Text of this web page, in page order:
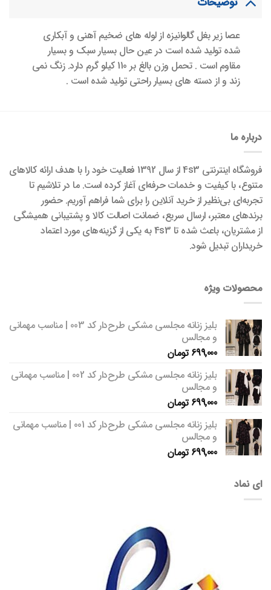
عصا زیر بغل گالوانیزه از لوله های ضخیم آهنی و آبکاری
شده تولید شده است در عین حال بسیار سبک و بسیار
مقاوم است . تحمل وزن بالغ بر 110 کیلو گرم دارد. زنگ نمی
زند و از دسته های بسیار راحتی تولید شده است .
درباره ما
فروشگاه اینترنتی 4s3 از سال 1392 فعالیت خود را با هدف ارائه کالاهای
متنوع، با کیفیت و خدمات حرفه‌ای آغاز کرده است. ما در تلاشیم تا
تجربه‌ای بی‌نظیر از خرید آنلاین را برای شما فراهم آوریم. حضور
برندهای معتبر، ارسال سریع، ضمانت اصالت کالا و پشتیبانی همیشگی
از مشتریان، باعث شده تا 4s3 به یکی از گزینه‌های مورد اعتماد
خریداران تبدیل شود.
محصولات ویژه
بلیز زنانه مجلسی مشکی طرح‌دار کد 003 | مناسب مهمانی
و مجالس
699,000 تومان
بلیز زنانه مجلسی مشکی طرح‌دار کد 002 | مناسب مهمانی
و مجالس
699,000 تومان
بلیز زنانه مجلسی مشکی طرح‌دار کد 001 | مناسب مهمانی
و مجالس
699,000 تومان
ای نماد